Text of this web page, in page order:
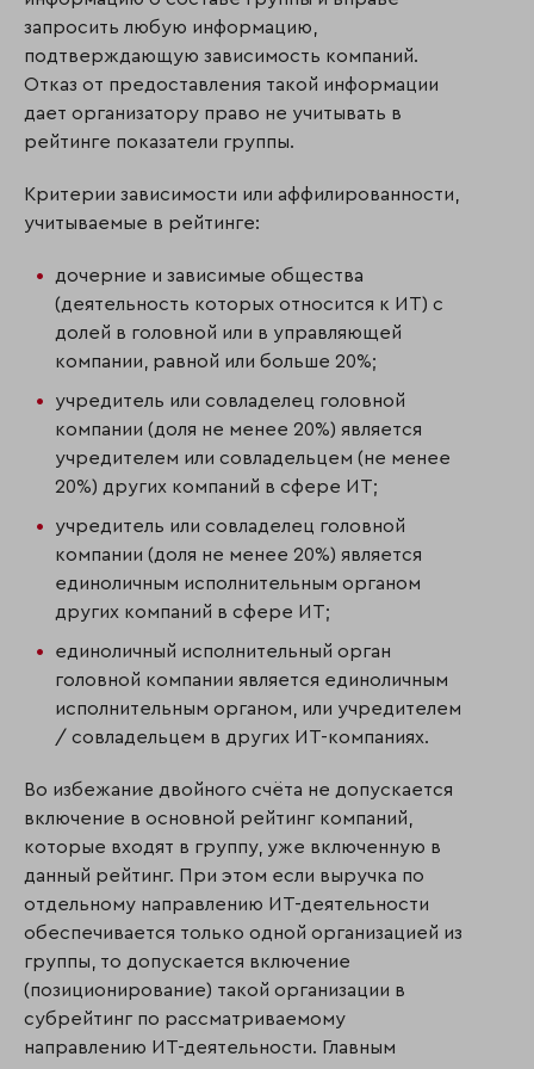
запросить любую информацию,
подтверждающую зависимость компаний.
Отказ от предоставления такой информации
дает организатору право не учитывать в
рейтинге показатели группы.
Критерии зависимости или аффилированности,
учитываемые в рейтинге:
дочерние и зависимые общества
(деятельность которых относится к ИТ) с
долей в головной или в управляющей
компании, равной или больше 20%;
учредитель или совладелец головной
компании (доля не менее 20%) является
учредителем или совладельцем (не менее
20%) других компаний в сфере ИТ;
учредитель или совладелец головной
компании (доля не менее 20%) является
единоличным исполнительным органом
других компаний в сфере ИТ;
единоличный исполнительный орган
головной компании является единоличным
исполнительным органом, или учредителем
/ совладельцем в других ИТ-компаниях.
Во избежание двойного счёта не допускается
включение в основной рейтинг компаний,
которые входят в группу, уже включенную в
данный рейтинг. При этом если выручка по
отдельному направлению ИТ-деятельности
обеспечивается только одной организацией из
группы, то допускается включение
(позиционирование) такой организации в
субрейтинг по рассматриваемому
направлению ИТ-деятельности. Главным